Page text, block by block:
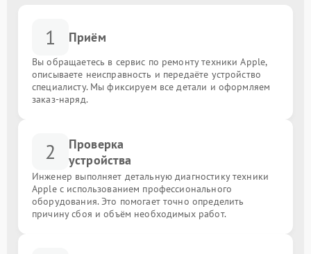
1 Приём
Вы обращаетесь в сервис по ремонту техники Apple,
описываете неисправность и передаёте устройство
специалисту. Мы фиксируем все детали и оформляем
заказ-наряд.
2
Проверка
устройства
Инженер выполняет детальную диагностику техники
Apple с использованием профессионального
оборудования. Это помогает точно определить
причину сбоя и объём необходимых работ.